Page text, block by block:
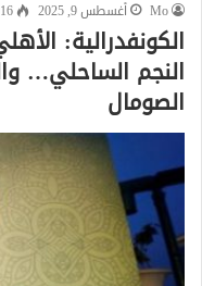
Mo أغسطس 9, 2025 16
الكونفدرالية:
النجم الساحلي…
الصومال